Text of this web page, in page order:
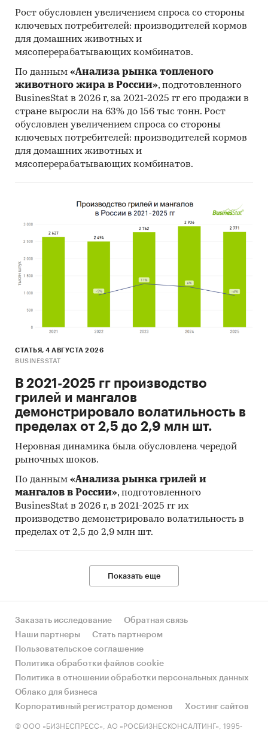
Рост обусловлен увеличением спроса со стороны
ключевых потребителей: производителей кормов
для домашних животных и
мясоперерабатывающих комбинатов.
По данным «Анализа рынка топленого
животного жира в России», подготовленного
BusinesStat в 2026 г, за 2021-2025 гг его продажи в
стране выросли на 63% до 156 тыс тонн. Рост
обусловлен увеличением спроса со стороны
ключевых потребителей: производителей кормов
для домашних животных и
мясоперерабатывающих комбинатов.
СТАТЬЯ, 4 АВГУСТА 2026
BUSINESSTAT
В 2021-2025 гг производство
грилей и мангалов
демонстрировало волатильность в
пределах от 2,5 до 2,9 млн шт.
Неровная динамика была обусловлена чередой
рыночных шоков.
По данным «Анализа рынка грилей и
мангалов в России», подготовленного
BusinesStat в 2026 г, в 2021-2025 гг их
производство демонстрировало волатильность в
пределах от 2,5 до 2,9 млн шт.
Показать еще
Заказать исследование
Обратная связь
Наши партнеры
Стать партнером
Пользовательское соглашение
Политика обработки файлов cookie
Политика в отношении обработки персональных данных
Облако для бизнеса
Корпоративный регистратор доменов
Хостинг сайтов
© ООО «БИЗНЕСПРЕСС», АО «РОСБИЗНЕСКОНСАЛТИНГ», 1995-